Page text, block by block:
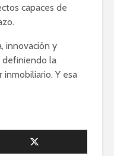
capaces de
innovación y
definiendo la
Y esa